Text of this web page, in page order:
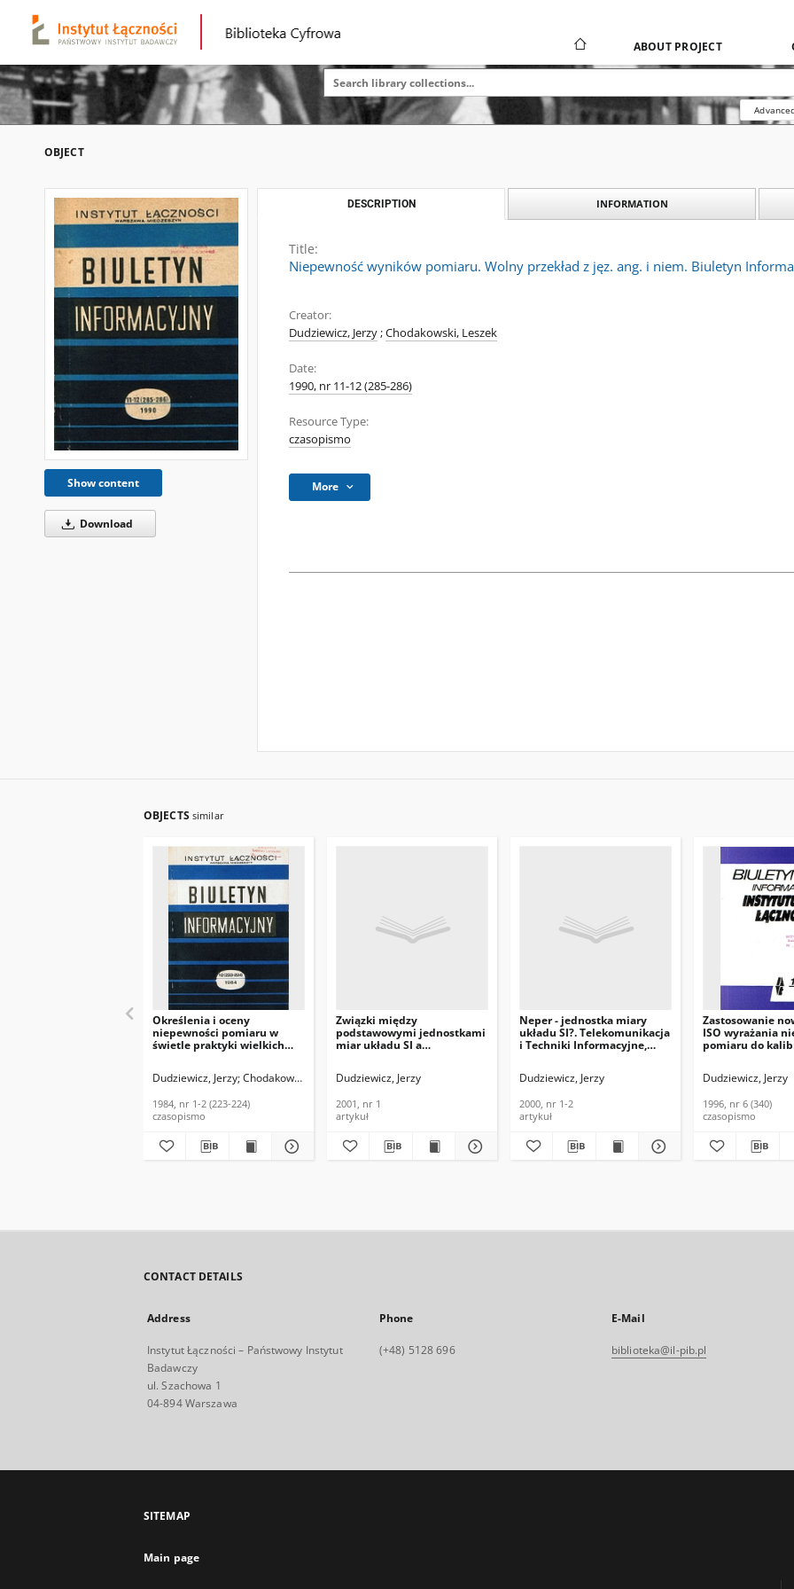
ABOUT PROJECT
OBJECT
Show content
Download
DESCRIPTION INFORMATION
Title:
Niepewność wyników pomiaru. Wolny przekład z jęz. ang. i niem. Biuletyn
Creator:
Dudziewicz, Jerzy;Chodakowski, Leszek
Date:
1990, nr 11-12 (285-286)
Resource Type:
czasopismo
More
OBJECTS similar
Określenia i oceny
niepewności pomiaru w
świetle praktyki wielkich
Biuletyn Informacyjny, 1984,
Dudziewicz, Jerzy Chodakowski, Leszek
1984, nr 1-2 (223-224)
czasopismo
Związki między
podstawowymi jednostkami
miar układu SI a
i Techniki Informacyjne,
Dudziewicz, Jerzy
2001, nr 1
artykuł
Neper - jednostka miary
układu SI?. Telekomunikacja
i Techniki Informacyjne,
Dudziewicz, Jerzy
2000, nr 1-2
artykuł
Zastosowanie
ISO wyrażania
pomiaru do
Informacyjny
Dudziewicz, Jerzy
1996, nr 6 (340)
czasopismo
CONTACT DETAILS
Address
Instytut Łączności – Państwowy Instytut
Badawczy
ul. Szachowa 1
04-894 Warszawa
Phone
(+48) 5128 696
E-Mail
biblioteka@il-pib.pl
SITEMAP
Main page